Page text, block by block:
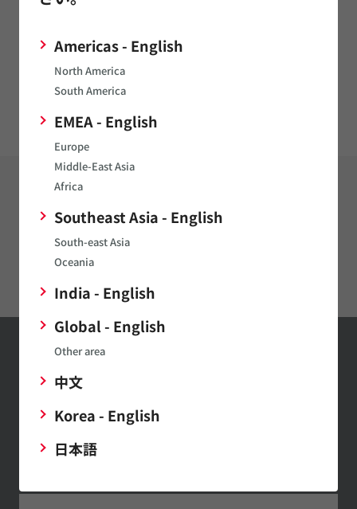
Americas - English
North America
South America
EMEA - English
Europe
Middle-East Asia
Africa
Southeast Asia - English
South-east Asia
Oceania
India - English
Global - English
Other area
中文
Korea - English
日本語
技術的なお問い合わせ
製品 通信モジュール
RoHS適合性証明書（Wi-
Fi®/Bluetooth®/LoRa/UWB Module）
マガジンの登録
最新の製品情報やイベントの紹介
けします。